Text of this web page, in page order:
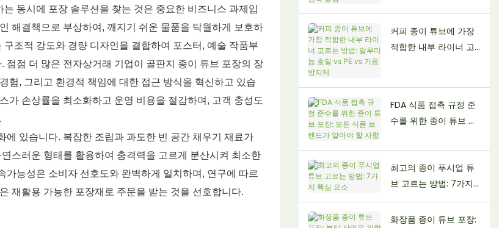
동시에 포장 솔루션을 찾는 것은 중요한 비즈니스 과제입
해결책으로 부상하여, 깨지기 쉬운 물품을 탁월하게 보호하
조적 강도와 경량 디자인을 결합하여 포스터, 예술 작품부
점 더 많은 전자상거래 기업이 골판지 종이 튜브 포장의 장
험, 그리고 환경적 책임에 대한 접근 방식을 혁신하고 있습
가 손상률을 최소화하고 운영 비용을 절감하며, 고객 충성도
있습니다. 복잡한 조립과 과도한 빈 공간 채우기 재료가
스러운 형태를 활용하여 충격력을 고르게 분산시켜 최소한
능성은 소비자 선호도와 완벽하게 일치하며, 연구에 따르
재활용 가능한 포장재로 주문을 받는 것을 선호합니다.
방법
커피 종이 튜브에 가장
적합한 내부 라이너 고
FDA 식품 접촉 규정 준
수를 위한 종이 튜브 포
알아야 할 사항
최고의 종이 푸시업 튜
브 고르는 방법: 7가지
핵심 요소
화장품 종이 튜브 포장: